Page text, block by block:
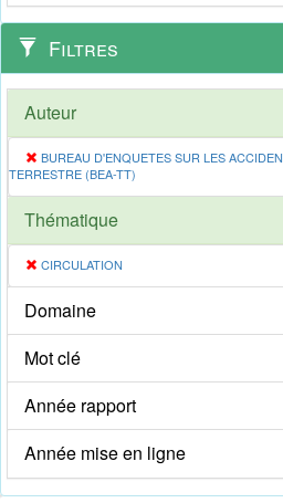
Filtres
Auteur
BUREAU D'ENQUETES SUR LES
TERRESTRE (BEA-TT)
Thématique
CIRCULATION
Domaine
Mot clé
Année rapport
Année mise en ligne